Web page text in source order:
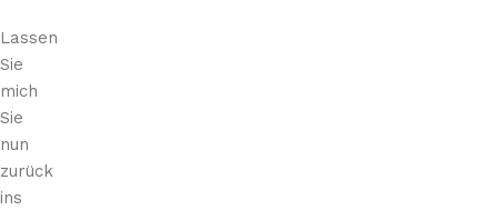
Lassen
Sie
mich
Sie
nun
zurück
ins